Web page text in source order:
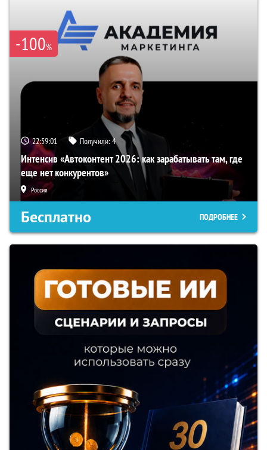
-100%
22:59:00 Получили:4
Интенсив «Автоконтент 2026: как зарабатывать там, где
еще нет конкурентов»
Россия
Бесплатно ПОДРОБНЕЕ